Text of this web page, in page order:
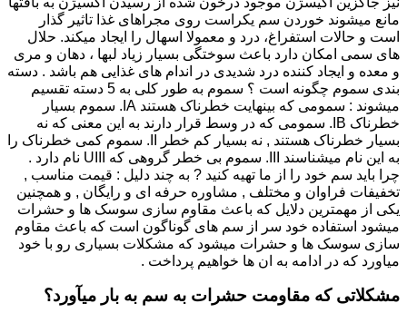
مانع میشوند خوردن سم یکراست روی مجراهای غذا تاثیر گذار
است و حالات استفراغ، درد و معمولا اسهال را ایجاد میکند. حلال
های سمی امکان دارد باعث سوختگی بسیار زیاد لبها ، دهان و مری
و معده و ایجاد کننده درد شدیدی در اندام های غذایی هم باشد . دسته
بندی سموم چگونه است ؟ سموم به طور کلی به 5 دسته تقسیم
میشوند : سمومی که بینهایت خطرناک هستند IA. سموم بسیار
خطرناک IB. سمومی که در وسط قرار دارند به این معنی که نه
بسیار خطرناک هستند , نه بسیار کم خطر II. سموم کمی خطرناک را
به این نام میشناسند III. سموم بی خطر گروهی که UIII نام دارد .
چرا باید سم خود را از ما تهیه کنید ? به چند دلیل : قیمت مناسب ,
تخفیفات فراوان و مختلف , مشاوره حرفه ای و رایگان , و همچنین
یکی از مهمترین دلایل که باعث مقاوم سازی سوسک ها و حشرات
میشود استفاده خود سر از سم های گوناگون است که باعث مقاوم
سازی سوسک ها و حشرات میشود که مشکلات بسیاری رو با خود
میاورد که در ادامه به ان ها خواهیم پرداخت .
مشکلاتی که مقاومت حشرات به سم به بار میآورد؟